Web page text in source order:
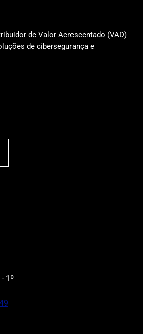
de Valor Acrescentado (VAD)
de cibersegurança e
1º